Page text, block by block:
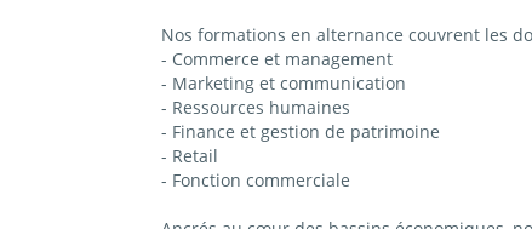
Nos formations en alternance couvrent les
- Commerce et management
- Marketing et communication
- Ressources humaines
- Finance et gestion de patrimoine
- Retail
- Fonction commerciale